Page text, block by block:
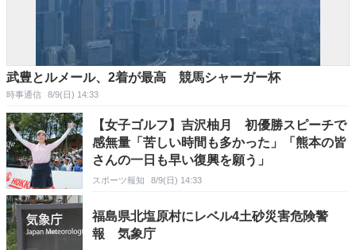
武豊とルメール、2着が最高 競馬シャーガー杯
時事通信 8/9(日) 14:33
【女子ゴルフ】吉沢柚月 初優勝スピーチで
感無量「苦しい時間も多かった」「熊本の皆
さんの一日も早い復興を願う」
スポーツ報知 8/9(日) 14:33
福島県北塩原村にレベル4土砂災害危険警
報 気象庁